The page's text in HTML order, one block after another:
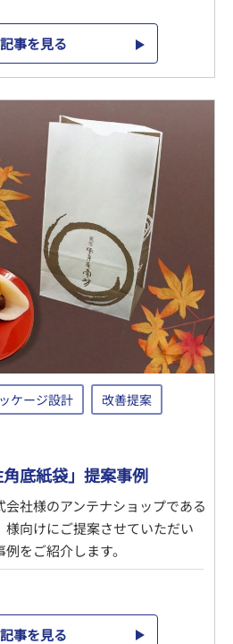
記事を見る
ケージ設計 改善提案
角底紙袋」提案事例
社様のアンテナショップである
向けにご提案させていただい
をご紹介します。
記事を見る